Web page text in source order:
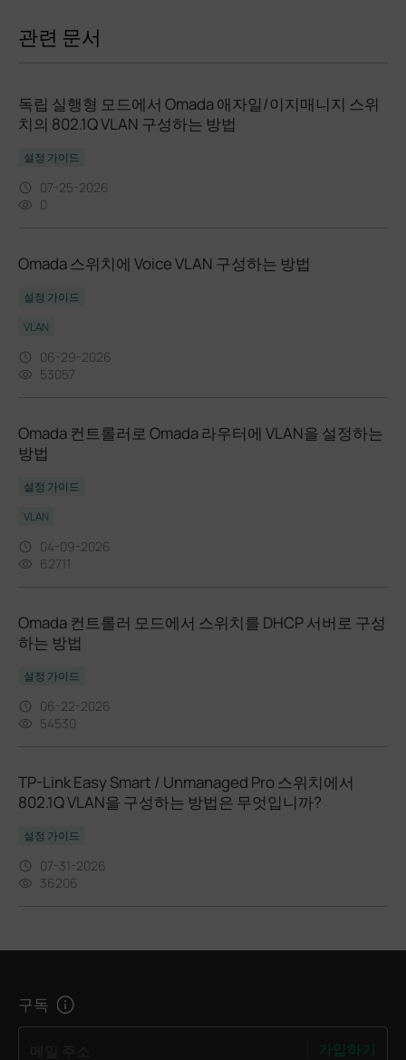
관련 문서
독립 실행형 모드에서 Omada 애자일/이지매니지 스위
치의 802.1Q VLAN 구성하는 방법
설정 가이드
07-25-2026
0
Omada 스위치에 Voice VLAN 구성하는 방법
설정 가이드
VLAN
06-29-2026
53057
Omada 컨트롤러로 Omada 라우터에 VLAN을 설정하는
방법
설정 가이드
VLAN
04-09-2026
62711
Omada 컨트롤러 모드에서 스위치를 DHCP 서버로 구성
하는 방법
설정 가이드
06-22-2026
54530
TP-Link Easy Smart / Unmanaged Pro 스위치에서
802.1Q VLAN을 구성하는 방법은 무엇입니까?
설정 가이드
07-31-2026
36206
구독
가입하기